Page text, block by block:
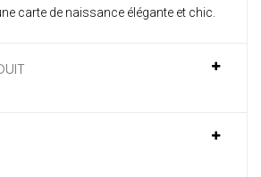
carte de naissance élégante et chic.